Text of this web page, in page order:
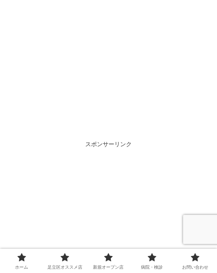
スポンサーリンク
ホーム 足立区オススメ店 新規オープン店 病院・検診 お問い合わせ